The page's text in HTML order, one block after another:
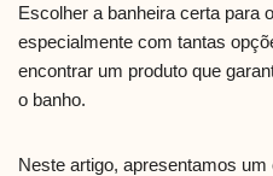
Escolher a banheira certa para
especialmente com tantas
encontrar um produto que
o banho.
Neste artigo, apresentamos